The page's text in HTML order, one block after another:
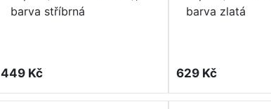
barva stříbrná
449 Kč
barva zlatá
629 Kč